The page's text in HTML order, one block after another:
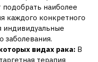
подобрать наиболее
каждого конкретного
индивидуальные
заболевания.
видах рака:В
терапия